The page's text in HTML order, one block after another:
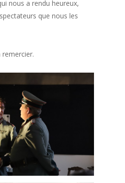
nous a rendu heureux,
que nous les